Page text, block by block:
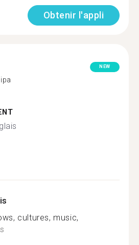
Obtenir l'appli
NEW
cultures, music,